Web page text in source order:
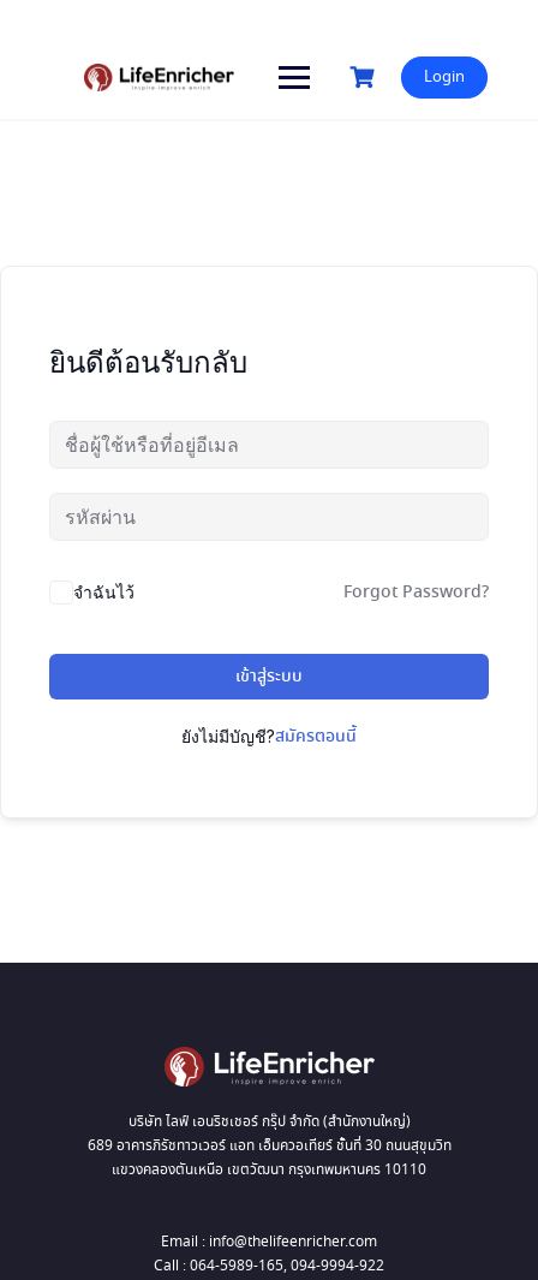
Login
ยินดีต้อนรับกลับ
จำฉันไว้ Forgot Password?
เข้าสู่ระบบ
ยังไม่มีบัญชี?สมัครตอนนี้
บริษัท ไลฟ์ เอนริชเชอร์ กรุ๊ป จำกัด (สำนักงานใหญ่)
689 อาคารภิรัชทาวเวอร์ แอท เอ็มควอเทียร์ ชั้นที่ 30 ถนนสุขุมวิท
แขวงคลองตันเหนือ เขตวัฒนา กรุงเทพมหานคร 10110
Email : info@thelifeenricher.com
Call : 064-5989-165, 094-9994-922